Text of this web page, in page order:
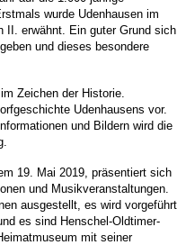
wurde Udenhausen im
II. erwähnt. Ein guter Grund sich
und dieses besondere
Zeichen der Historie.
Udenhausens vor.
und Bildern wird die
19. Mai 2019, präsentiert sich
und Musikveranstaltungen.
ausgestellt, es wird vorgeführt
es sind Henschel-Oldtimer-
mit seiner